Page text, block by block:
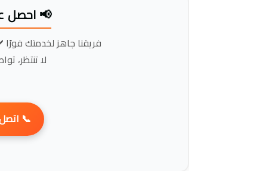
📢 احصل
فريقنا جاهز لخدمتك
لا تنتظر،
📞